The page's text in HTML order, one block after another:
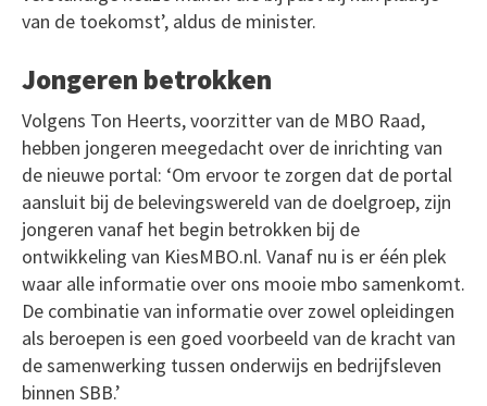
van de toekomst’, aldus de minister.
Jongeren betrokken
Volgens Ton Heerts, voorzitter van de MBO Raad,
hebben jongeren meegedacht over de inrichting van
de nieuwe portal: ‘Om ervoor te zorgen dat de portal
aansluit bij de belevingswereld van de doelgroep, zijn
jongeren vanaf het begin betrokken bij de
ontwikkeling van KiesMBO.nl. Vanaf nu is er één plek
waar alle informatie over ons mooie mbo samenkomt.
De combinatie van informatie over zowel opleidingen
als beroepen is een goed voorbeeld van de kracht van
de samenwerking tussen onderwijs en bedrijfsleven
binnen SBB.’